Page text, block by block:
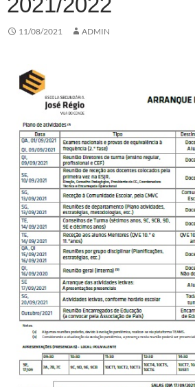
11/08/2021 ADMIN